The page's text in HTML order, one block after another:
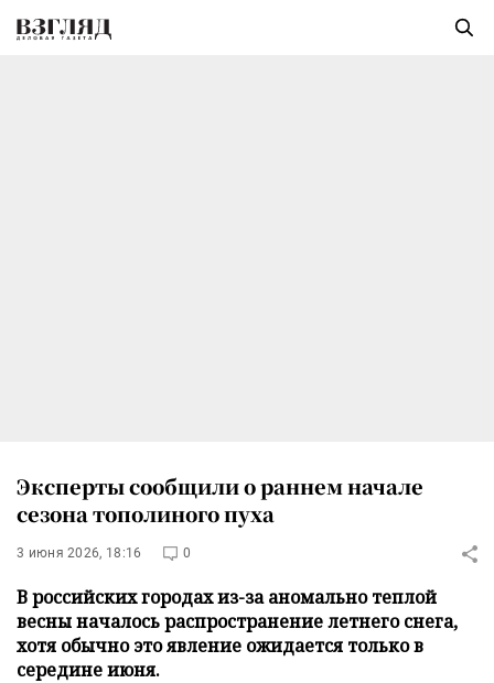
Эксперты сообщили о раннем начале
сезона тополиного пуха
3 июня 2026, 18:16 0
В российских городах из-за аномально теплой
весны началось распространение летнего снега,
хотя обычно это явление ожидается только в
середине июня.